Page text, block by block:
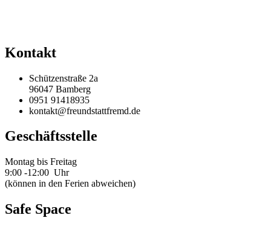
Kontakt
Schützenstraße 2a
96047 Bamberg
0951 91418935
kontakt@freundstattfremd.de
Geschäftsstelle
Montag bis Freitag
9:00 -12:00 Uhr
(können in den Ferien abweichen)
Safe Space